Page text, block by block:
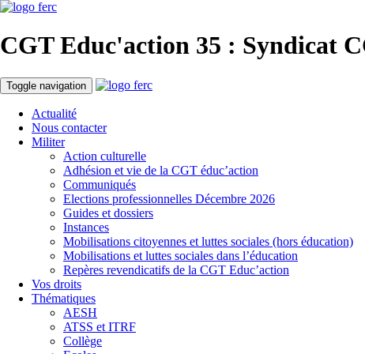
CGT Educ'action 35 : Syndicat
Toggle navigation
Actualité
Nous contacter
Militer
Action culturelle
Adhésion et vie de la CGT éduc’action
Communiqués
Elections professionnelles Décembre 2026
Guides et dossiers
Instances
Mobilisations citoyennes et luttes sociales (hors éducation)
Mobilisations et luttes sociales dans l’éducation
Repères revendicatifs de la CGT Educ’action
Vos droits
Thématiques
AESH
ATSS et ITRF
Collège